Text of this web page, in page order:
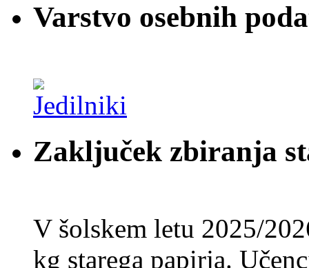
Varstvo osebnih
Zaključek zbiranja
V šolskem letu 2025/
kg starega papirja.